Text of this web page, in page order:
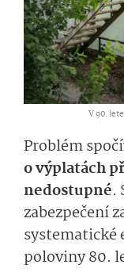
V 90.
Problém
o výplatách
nedostupné.
zabezpečení
systematické
poloviny 80.